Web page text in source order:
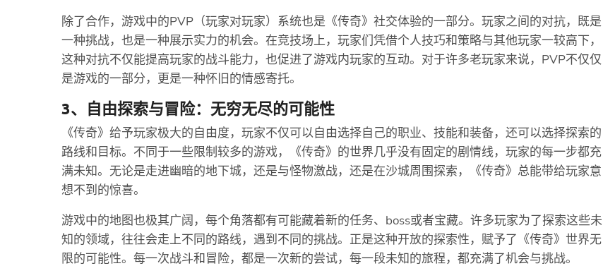
除了合作，游戏中的PVP（玩家对玩家）系统也是《传奇》社交体验的一部分。玩家之间的对抗，既是
一种挑战，也是一种展示实力的机会。在竞技场上，玩家们凭借个人技巧和策略与其他玩家一较高下，
这种对抗不仅能提高玩家的战斗能力，也促进了游戏内玩家的互动。对于许多老玩家来说，PVP不仅仅
是游戏的一部分，更是一种怀旧的情感寄托。
3、自由探索与冒险：无穷无尽的可能性
《传奇》给予玩家极大的自由度，玩家不仅可以自由选择自己的职业、技能和装备，还可以选择探索的
路线和目标。不同于一些限制较多的游戏，《传奇》的世界几乎没有固定的剧情线，玩家的每一步都充
满未知。无论是走进幽暗的地下城，还是与怪物激战，还是在沙城周围探索，《传奇》总能带给玩家意
想不到的惊喜。
游戏中的地图也极其广阔，每个角落都有可能藏着新的任务、boss或者宝藏。许多玩家为了探索这些未
知的领域，往往会走上不同的路线，遇到不同的挑战。正是这种开放的探索性，赋予了《传奇》世界无
限的可能性。每一次战斗和冒险，都是一次新的尝试，每一段未知的旅程，都充满了机会与挑战。